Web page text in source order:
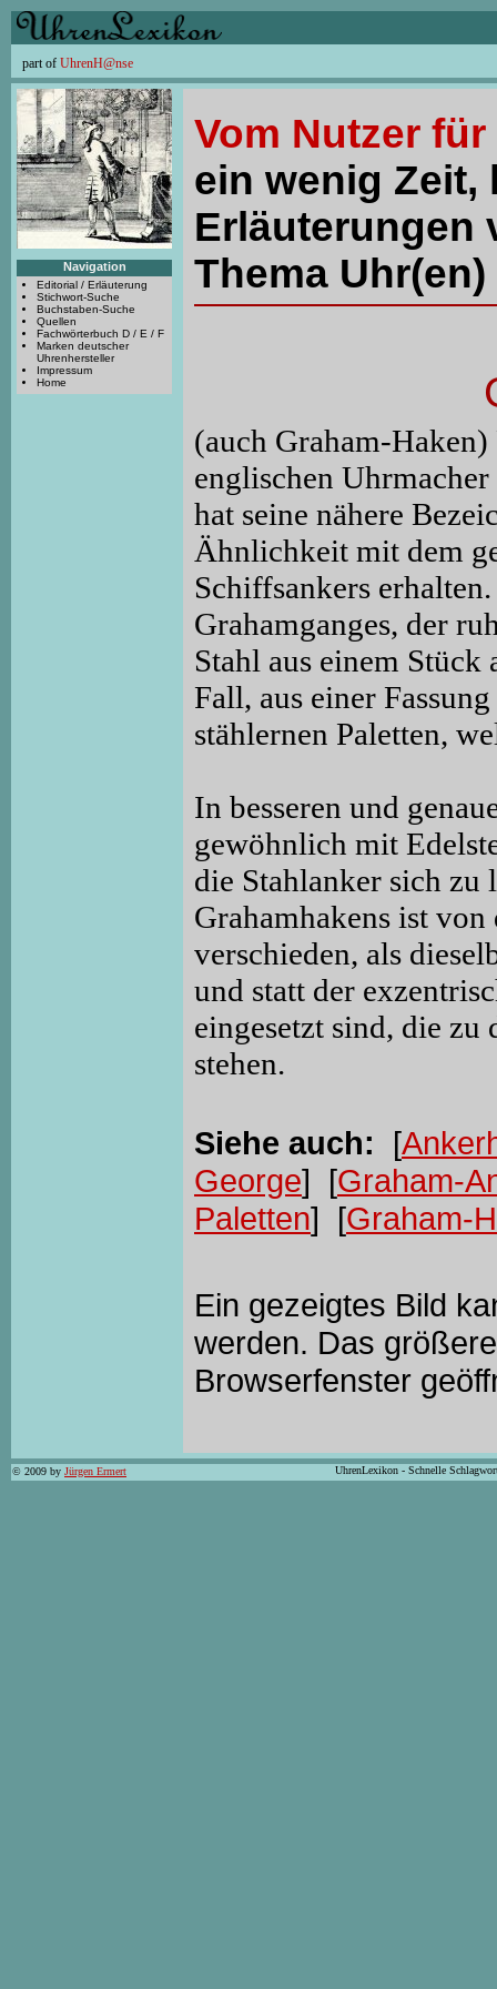
part of UhrenH@nse
Navigation
Editorial / Erläuterung
Stichwort-Suche
Buchstaben-Suche
Quellen
Fachwörterbuch D / E / F
Marken deutscher
Uhrenhersteller
Impressum
Home
Vom Nutzer
ein wenig Zeit,
Erläuterungen
Thema
(auch Graham-
englischen
hat seine nähere
Ähnlichkeit mit dem
Schiffsankers
Grahamganges, der
Stahl aus einem
Fall, aus einer
stählernen Paletten,
In besseren und
gewöhnlich mit
die Stahlanker sich zu
Grahamhakens ist
verschieden, als
und statt der
eingesetzt sind, die
stehen.
Siehe auch: [
George] [Graham-
Paletten] [Graham-
Ein gezeigtes Bild
werden. Das
Browserfenster
© 2009 by Jürgen Ermert UhrenLexikon - Schnelle